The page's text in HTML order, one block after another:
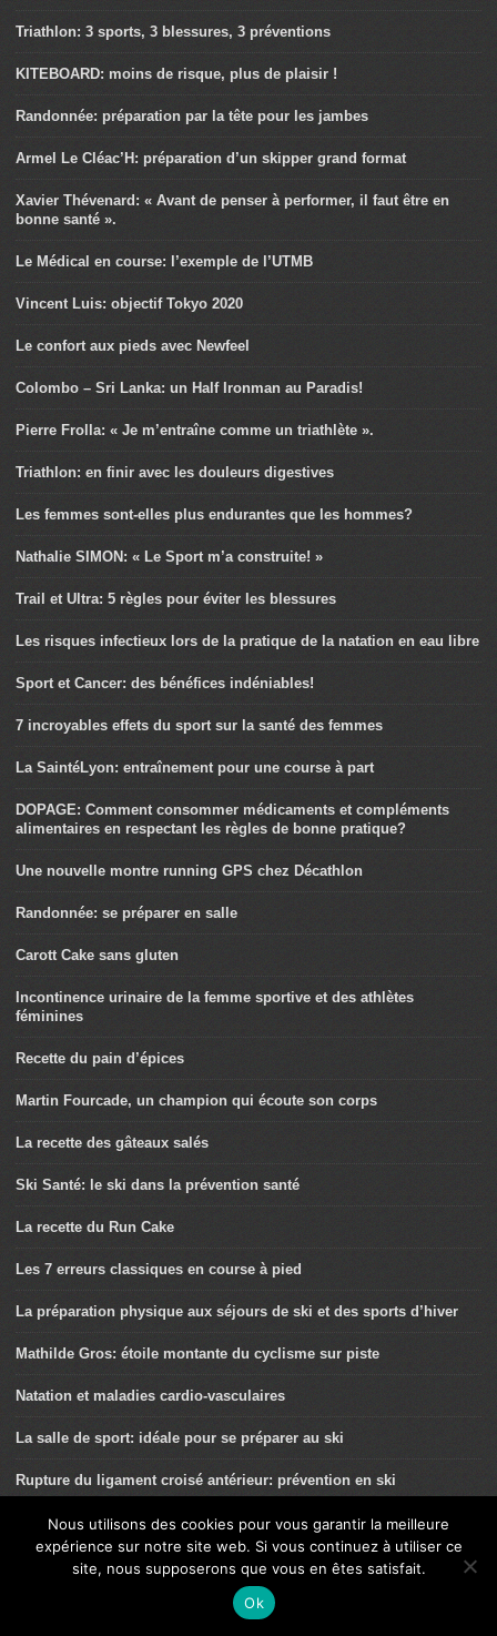
Triathlon: 3 sports, 3 blessures, 3 préventions
KITEBOARD: moins de risque, plus de plaisir !
Randonnée: préparation par la tête pour les jambes
Armel Le Cléac’H: préparation d’un skipper grand format
Xavier Thévenard: « Avant de penser à performer, il faut être en
bonne santé ».
Le Médical en course: l’exemple de l’UTMB
Vincent Luis: objectif Tokyo 2020
Le confort aux pieds avec Newfeel
Colombo – Sri Lanka: un Half Ironman au Paradis!
Pierre Frolla: « Je m’entraîne comme un triathlète ».
Triathlon: en finir avec les douleurs digestives
Les femmes sont-elles plus endurantes que les hommes?
Nathalie SIMON: « Le Sport m’a construite! »
Trail et Ultra: 5 règles pour éviter les blessures
Les risques infectieux lors de la pratique de la natation en eau libre
Sport et Cancer: des bénéfices indéniables!
7 incroyables effets du sport sur la santé des femmes
La SaintéLyon: entraînement pour une course à part
DOPAGE: Comment consommer médicaments et compléments
alimentaires en respectant les règles de bonne pratique?
Une nouvelle montre running GPS chez Décathlon
Randonnée: se préparer en salle
Carott Cake sans gluten
Incontinence urinaire de la femme sportive et des athlètes
féminines
Recette du pain d’épices
Martin Fourcade, un champion qui écoute son corps
La recette des gâteaux salés
Ski Santé: le ski dans la prévention santé
La recette du Run Cake
Les 7 erreurs classiques en course à pied
La préparation physique aux séjours de ski et des sports d’hiver
Mathilde Gros: étoile montante du cyclisme sur piste
Natation et maladies cardio-vasculaires
La salle de sport: idéale pour se préparer au ski
Rupture du ligament croisé antérieur: prévention en ski
Allergie aux protéines de lait de vache (APLV): comment assurer
ses apports protidiques journaliers?
Gâteau de patate douce au chocolat
Les exosquelettes dans la pratique du ski: une bonne idée ?
Nous utilisons des cookies pour vous garantir la meilleure
expérience sur notre site web. Si vous continuez à utiliser ce
site, nous supposerons que vous en êtes satisfait.
Ok